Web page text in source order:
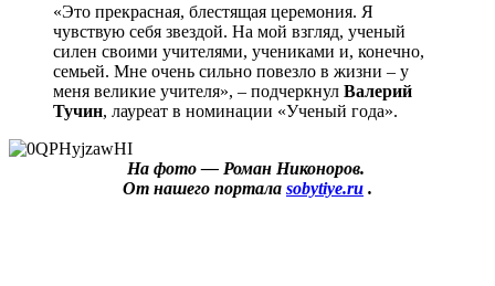
«Это прекрасная, блестящая церемония. Я
чувствую себя звездой. На мой взгляд, ученый
силен своими учителями, учениками и, конечно,
семьей. Мне очень сильно повезло в жизни – у
меня великие учителя», – подчеркнул Валерий
Тучин, лауреат в номинации «Ученый года».
На фото — Роман Никоноров.
От нашего портала sobytiye.ru .